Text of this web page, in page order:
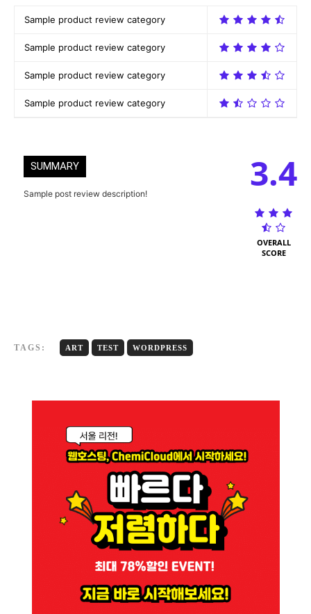
Sample product review category
Sample product review category
Sample product review category
Sample product review category
SUMMARY
Sample post review description! 3.4
OVERALL
SCORE
TAGS: ART TEST WORDPRESS